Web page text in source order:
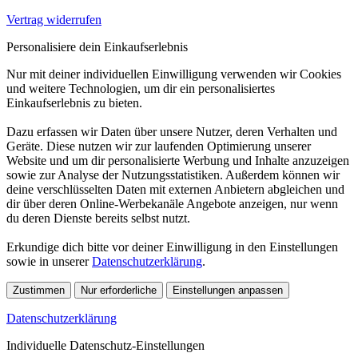
Vertrag widerrufen
Personalisiere dein Einkaufserlebnis
Nur mit deiner individuellen Einwilligung verwenden wir Cookies
und weitere Technologien, um dir ein personalisiertes
Einkaufserlebnis zu bieten.
Dazu erfassen wir Daten über unsere Nutzer, deren Verhalten und
Geräte. Diese nutzen wir zur laufenden Optimierung unserer
Website und um dir personalisierte Werbung und Inhalte anzuzeigen
sowie zur Analyse der Nutzungsstatistiken. Außerdem können wir
deine verschlüsselten Daten mit externen Anbietern abgleichen und
dir über deren Online-Werbekanäle Angebote anzeigen, nur wenn
du deren Dienste bereits selbst nutzt.
Erkundige dich bitte vor deiner Einwilligung in den Einstellungen
sowie in unsererDatenschutzerklärung.
Zustimmen Nur erforderliche Einstellungen anpassen
Datenschutzerklärung
Individuelle Datenschutz-Einstellungen